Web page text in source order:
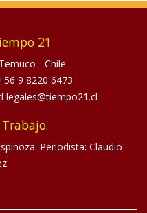
21
- Chile.
9 8220 6473
legales@tiempo21.cl
Periodista: Claudio